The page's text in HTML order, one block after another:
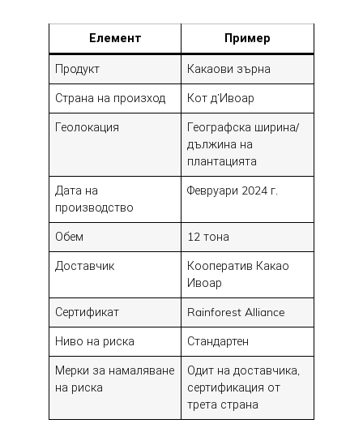
Елемент Пример
Продукт Какаови зърна
Страна на произход Кот д’Ивоар
Геолокация
Географска ширина/
дължина на
плантацията
Дата на
производство
Февруари 2024 г.
Обем 12 тона
Доставчик
Кооператив Какао
Ивоар
Сертификат Rainforest Alliance
Ниво на риска Стандартен
Мерки за намаляване
на риска
Одит на доставчика,
сертификация от
трета страна